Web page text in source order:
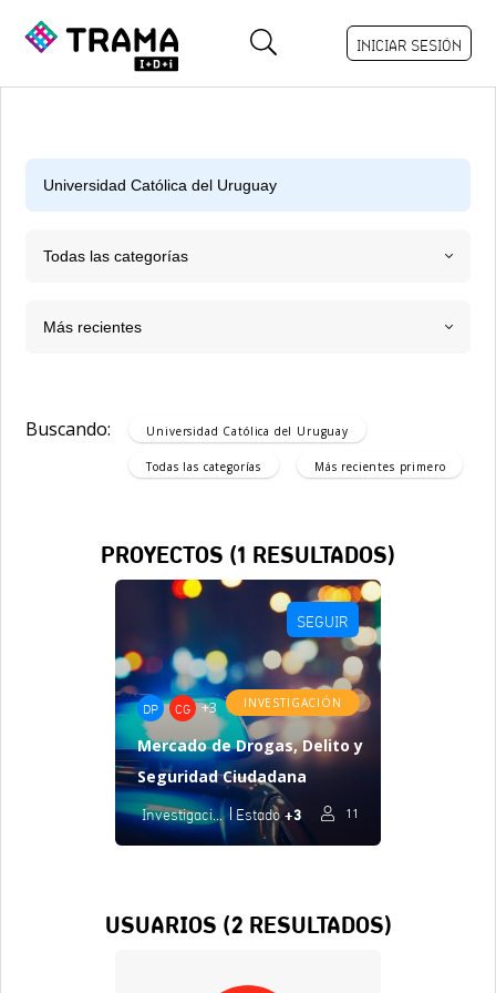
INICIAR SESIÓN
Todas las categorías
Más recientes
Buscando: Universidad Católica del Uruguay
Todas las categorías Más recientes primero
PROYECTOS (1 RESULTADOS)
SEGUIR
DP CG +3 INVESTIGACIÓN
Mercado de Drogas, Delito y
Seguridad Ciudadana
Investigación Estado +3 11
USUARIOS (2 RESULTADOS)